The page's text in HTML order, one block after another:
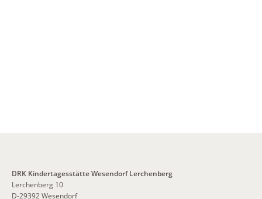
DRK Kindertagesstätte Wesendorf Lerchenberg
Lerchenberg 10
D-29392 Wesendorf